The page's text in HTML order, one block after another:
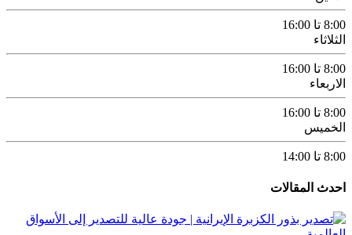
8:00 تا 16:00
الثلاثاء
8:00 تا 16:00
الاربعاء
8:00 تا 16:00
الخميس
8:00 تا 14:00
احدث المقالات